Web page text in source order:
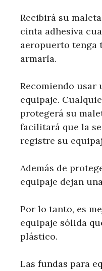
Recibirá su
cinta adhesiva
aeropuerto tenga
armarla.
Recomiendo usar
equipaje.
protegerá su
facilitará que la
registre su
Además de
equipaje dejan
Por lo tanto, es
equipaje sólida
plástico.
Las fundas para